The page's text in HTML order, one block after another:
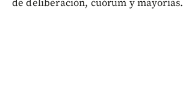
de deliberación, cuórum y mayorías.